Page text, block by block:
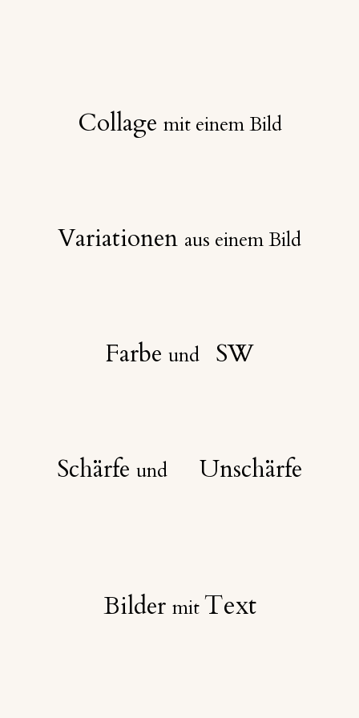
Collage mit einem Bild
Variationen aus einem Bild
Farbe und SW
Schärfe und Unschärfe
Bilder mitText